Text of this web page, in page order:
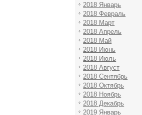
2018 Январь
2018 Февраль
2018 Март
2018 Апрель
2018 Май
2018 Июнь
2018 Июль
2018 Август
2018 Сентябрь
2018 Октябрь
2018 Ноябрь
2018 Декабрь
2019 Январь